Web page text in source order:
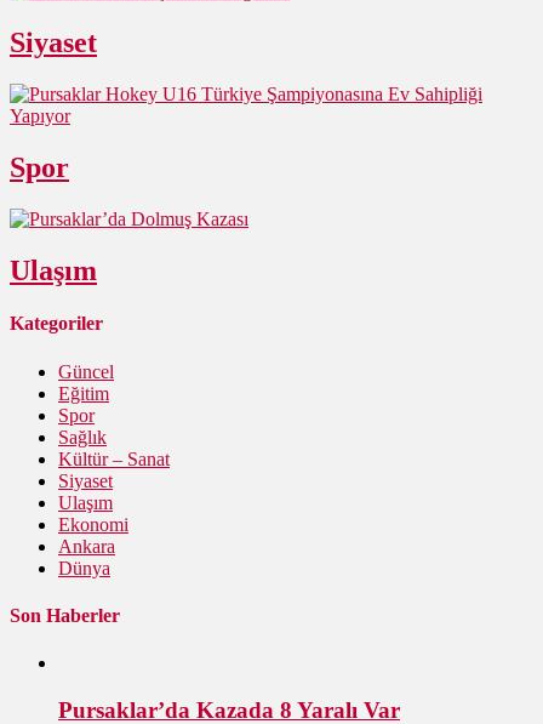
Siyaset
Spor
Ulaşım
Kategoriler
Güncel
Eğitim
Spor
Sağlık
Kültür – Sanat
Siyaset
Ulaşım
Ekonomi
Ankara
Dünya
Son Haberler
Pursaklar’da Kazada 8 Yaralı Var